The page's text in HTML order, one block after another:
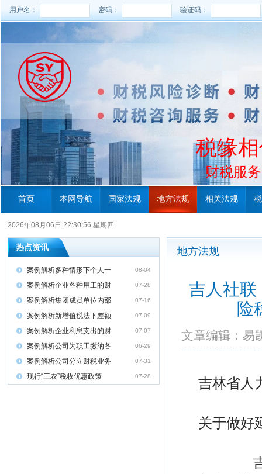
用户名： 密码： 验证码：
税缘
财税服
首页 本网导航 国家法规 地方法规 相关法规
2026年08月06日 22:30:56 星期四
热点资讯
案例解析多种情形下个人一 08-04
案例解析企业各种用工的财 07-28
案例解析集团成员单位内部 07-16
案例解析新增值税法下差额 07-09
案例解析企业利息支出的财 07-07
案例解析公司为职工缴纳各 06-29
案例解析公司分立财税业务 07-31
现行“三农”税收优惠政策 07-28
地方法规
吉人社联
险
文章编辑：
吉林省人
关于做好